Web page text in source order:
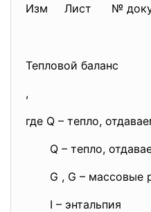
Изм Лист №
Тепловой баланс
,
где Q – тепло,
Q – тепло,
G , G – массовые
I – энтальпия